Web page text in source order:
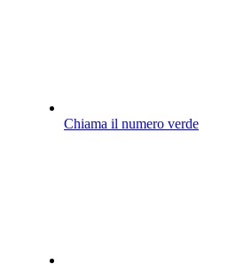
Chiama il numero verde